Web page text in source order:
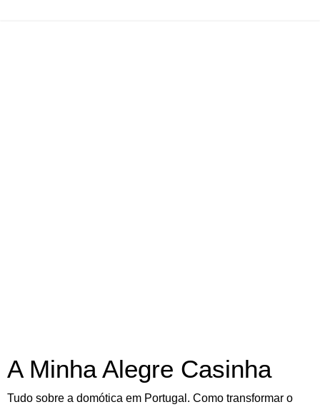
A Minha Alegre Casinha
Tudo sobre a domótica em Portugal. Como transformar o